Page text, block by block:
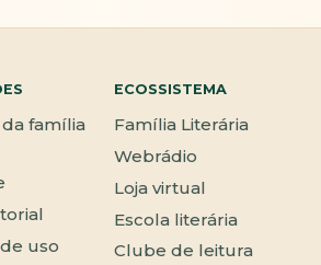
família
uso
ECOSSISTEMA
Família Literária
Webrádio
Loja virtual
Escola literária
Clube de leitura